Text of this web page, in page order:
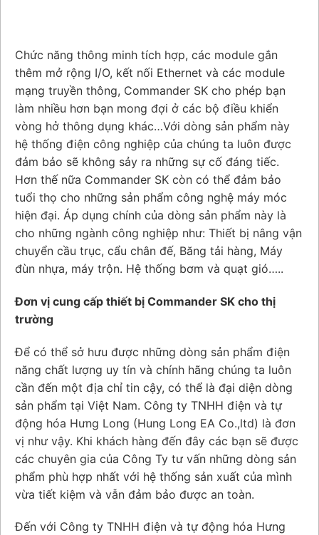
Chức năng thông minh tích hợp, các module gắn
thêm mở rộng I/O, kết nối Ethernet và các module
mạng truyền thông, Commander SK cho phép bạn
làm nhiều hơn bạn mong đợi ở các bộ điều khiển
vòng hở thông dụng khác…Với dòng sản phẩm này
hệ thống điện công nghiệp của chúng ta luôn được
đảm bảo sẽ không sảy ra những sự cố đáng tiếc.
Hơn thế nữa Commander SK còn có thể đảm bảo
tuổi thọ cho những sản phẩm công nghệ máy móc
hiện đại. Áp dụng chính của dòng sản phẩm này là
cho những ngành công nghiệp như: Thiết bị nâng vận
chuyển cầu trục, cẩu chân đế, Băng tải hàng, Máy
đùn nhựa, máy trộn. Hệ thống bơm và quạt gió…..
Đơn vị cung cấp thiết bị Commander SK cho thị
trường
Để có thể sở hưu được những dòng sản phẩm điện
năng chất lượng uy tín và chính hãng chúng ta luôn
cần đến một địa chỉ tin cậy, có thể là đại diện dòng
sản phẩm tại Việt Nam. Công ty TNHH điện và tự
động hóa Hưng Long (Hung Long EA Co.,ltd) là đơn
vị như vậy. Khi khách hàng đến đây các bạn sẽ được
các chuyên gia của Công Ty tư vấn những dòng sản
phẩm phù hợp nhất với hệ thống sản xuất của mình
vừa tiết kiệm và vẫn đảm bảo được an toàn.
Đến với Công ty TNHH điện và tự động hóa Hưng